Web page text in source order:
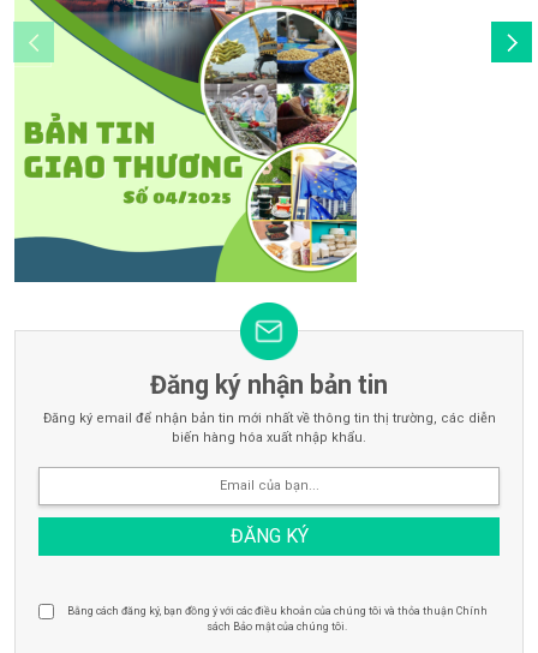
Đăng ký nhận bản tin
Đăng ký email để nhận bản tin mới nhất về thông tin thị trường, các diễn
biến hàng hóa xuất nhập khẩu.
Bằng cách đăng ký, bạn đồng ý với các điều khoản của chúng tôi và thỏa thuận Chính
sách Bảo mật của chúng tôi.